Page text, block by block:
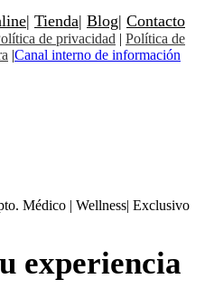
| Tienda| Blog| Contacto
de privacidad | Política de
|Canal interno de información
Médico | Wellness| Exclusivo
experiencia